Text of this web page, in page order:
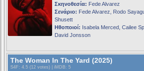
Σκηνοθεσία: Fede Alvarez
Σενάριο: Fede Alvarez, Rodo
Shusett
Ηθοποιοί: Isabela Merced, Cailee
David Jonsson
The Woman In The Yard (2025)
S4F : 4.5 (12 votes) | iMDB: 5